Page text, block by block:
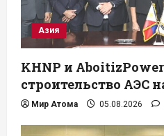
Азия
KHNP и
строительство АЭС
Мир Атома 05.08.2026